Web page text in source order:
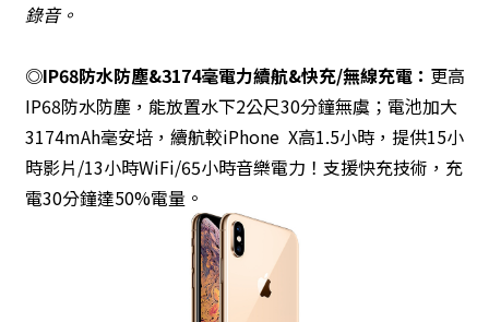
錄音。
◎IP68防水防塵&3174毫電力續航&快充/無線充電： 更高
IP68防水防塵，能放置水下2公尺30分鐘無虞；電池加大
3174mAh毫安培，續航較iPhone X高1.5小時，提供15小
時影片/13小時WiFi/65小時音樂電力！支援快充技術，充
電30分鐘達50%電量。